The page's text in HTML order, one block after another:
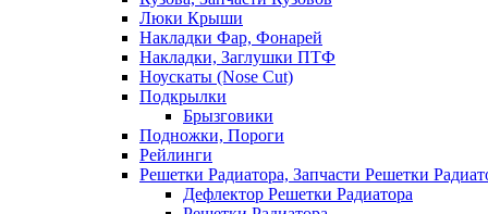
Люки Крыши
Накладки Фар, Фонарей
Накладки, Заглушки ПТФ
Ноускаты (Nose Cut)
Подкрылки
Брызговики
Подножки, Пороги
Рейлинги
Решетки Радиатора, Запчасти Решетки
Дефлектор Решетки Радиатора